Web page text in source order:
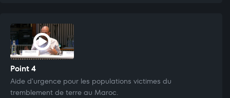
Point 4
Aide d'urgence pour les populations victimes du
tremblement de terre au Maroc.